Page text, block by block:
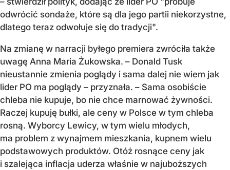
odwrócić sondaże, które są dla jego partii niekorzystne,
dlatego teraz odwołuje się do tradycji".
Na zmianę w narracji byłego premiera zwróciła także
uwagę Anna Maria Żukowska. – Donald Tusk
nieustannie zmienia poglądy i sama dalej nie wiem jak
lider PO ma poglądy – przyznała. – Sama osobiście
chleba nie kupuje, bo nie chce marnować żywności.
Raczej kupuję bułki, ale ceny w Polsce w tym chleba
rosną. Wyborcy Lewicy, w tym wielu młodych,
ma problem z wynajmem mieszkania, kupnem wielu
podstawowych produktów. Otóż rosnące ceny jak
i szalejąca inflacja uderza właśnie w najuboższych